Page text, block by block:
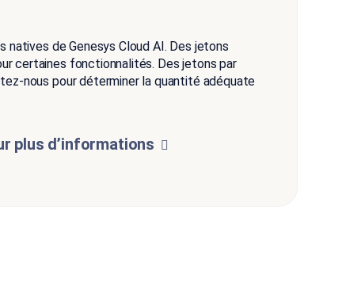
de Genesys Cloud AI. Des jetons
certaines fonctionnalités. Des jetons par
nous pour déterminer la quantité adéquate
plus d’informations